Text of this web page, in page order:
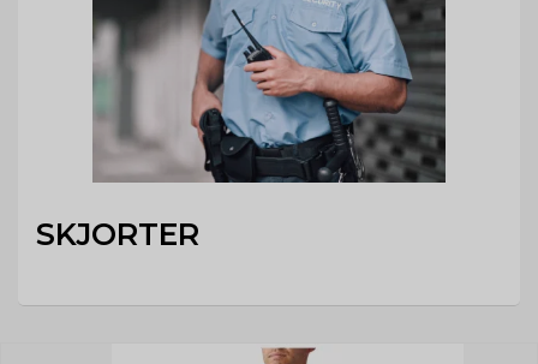
SKJORTER